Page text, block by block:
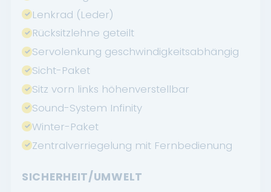
Lenkrad (Leder)
Rücksitzlehne geteilt
Servolenkung geschwindigkeitsabhängig
Sicht-Paket
Sitz vorn links höhenverstellbar
Sound-System Infinity
Winter-Paket
Zentralverriegelung mit Fernbedienung
SICHERHEIT/UMWELT